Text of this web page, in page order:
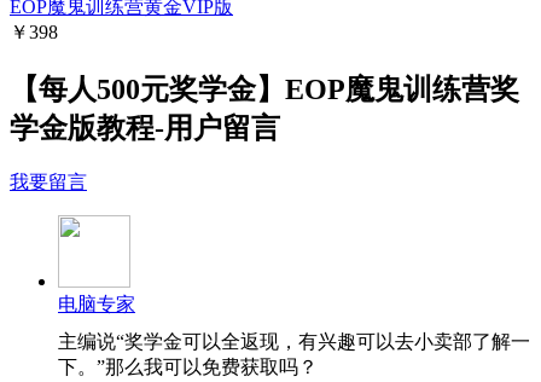
EOP魔鬼训练营黄金VIP版
￥398
【每人500元奖学金】EOP魔鬼训练营奖
学金版教程-用户留言
我要留言
电脑专家
主编说“奖学金可以全返现，有兴趣可以去小卖部了解一
下。”那么我可以免费获取吗？